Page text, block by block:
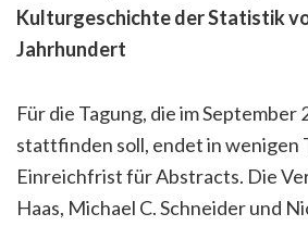
Kulturgeschichte der Statistik
Jahrhundert
Für die Tagung, die im
stattfinden soll, endet in wenigen
Einreichfrist für Abstracts. Die
Haas, Michael C. Schneider und